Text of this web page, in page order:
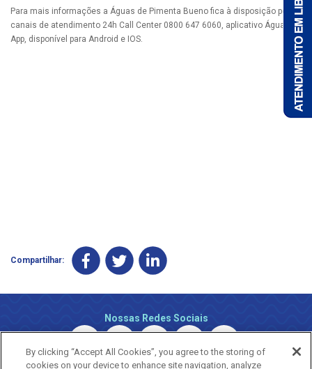
Para mais informações a Águas de Pimenta Bueno fica à disposição pelos
canais de atendimento 24h Call Center 0800 647 6060, aplicativo Águas
App, disponível para Android e IOS.
Compartilhar:
Nossas Redes Sociais
By clicking “Accept All Cookies”, you agree to the storing of
cookies on your device to enhance site navigation, analyze